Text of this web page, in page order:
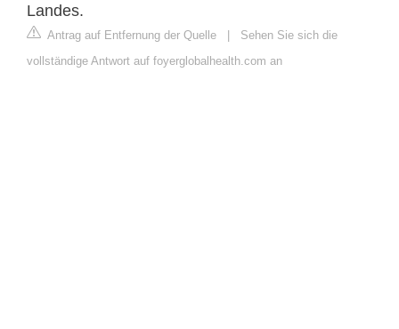
Landes.
Antrag auf Entfernung der Quelle | Sehen Sie sich die
vollständige Antwort auf foyerglobalhealth.com an